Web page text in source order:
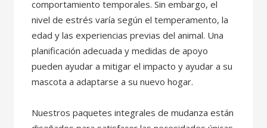
comportamiento temporales. Sin embargo, el
nivel de estrés varía según el temperamento, la
edad y las experiencias previas del animal. Una
planificación adecuada y medidas de apoyo
pueden ayudar a mitigar el impacto y ayudar a su
mascota a adaptarse a su nuevo hogar.
Nuestros paquetes integrales de mudanza están